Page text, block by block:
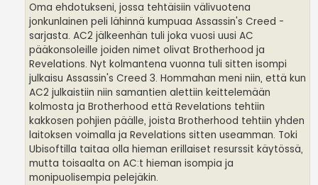
Oma ehdotukseni, jossa tehtäisiin välivuotena
jonkunlainen peli lähinnä kumpuaa Assassin's Creed -
sarjasta. AC2 jälkeenhän tuli joka vuosi uusi AC
pääkonsoleille joiden nimet olivat Brotherhood ja
Revelations. Nyt kolmantena vuonna tuli sitten isompi
julkaisu Assassin's Creed 3. Hommahan meni niin, että kun
AC2 julkaistiin niin samantien alettiin keittelemään
kolmosta ja Brotherhood että Revelations tehtiin
kakkosen pohjien päälle, joista Brotherhood tehtiin yhden
laitoksen voimalla ja Revelations sitten useamman. Toki
Ubisoftilla taitaa olla hieman erillaiset resurssit käytössä,
mutta toisaalta on AC:t hieman isompia ja
monipuolisempia pelejäkin.